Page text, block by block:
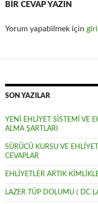
BIR CEVAP YAZIN
Yorum yapabilmek için
SON YAZILAR
YENİ EHLİYET SİSTEMİ VE
ALMA ŞARTLARI
SÜRÜCÜ KURSU VE
CEVAPLAR
EHLİYETLER ARTIK
LAZER TÜP DOLUMU ( DC